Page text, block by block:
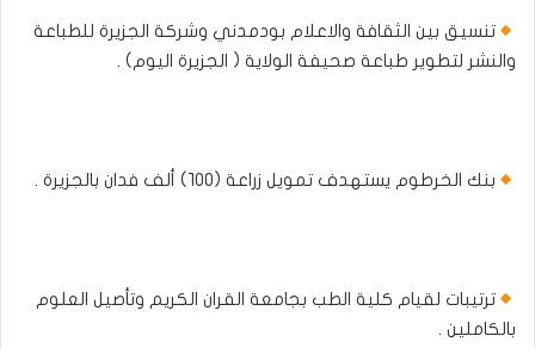
تنسيق بين الثقافة والاعلام بودمدني وشركة الجزيرة للطباعة
والنشر لتطوير طباعة صحيفة الولاية ( الجزيرة اليوم) .
بنك الخرطوم يستهدف تمويل زراعة (١٠٠) ألف فدان بالجزيرة .
ترتيبات لقيام كلية الطب بجامعة القران الكريم وتأصيل العلوم
بالكاملين .